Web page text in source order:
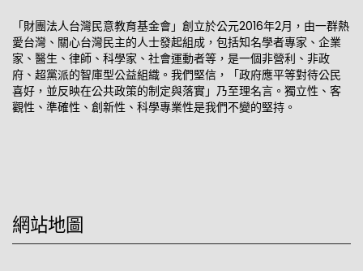
「財團法人台灣民意教育基金會」創立於公元2016年2月，由一群熱
愛台灣、關心台灣民主的人士發起組成，包括知名學者專家、企業
家、醫生、律師、科學家、社會運動者等，是一個非營利、非政
府、超黨派的智庫型公益組織。我們堅信，「政府應平等對待公民
喜好，並反映在公共政策的制定與落實」乃至理名言。獨立性、客
觀性、準確性、創新性、科學專業性是我們不變的堅持。
網站地圖